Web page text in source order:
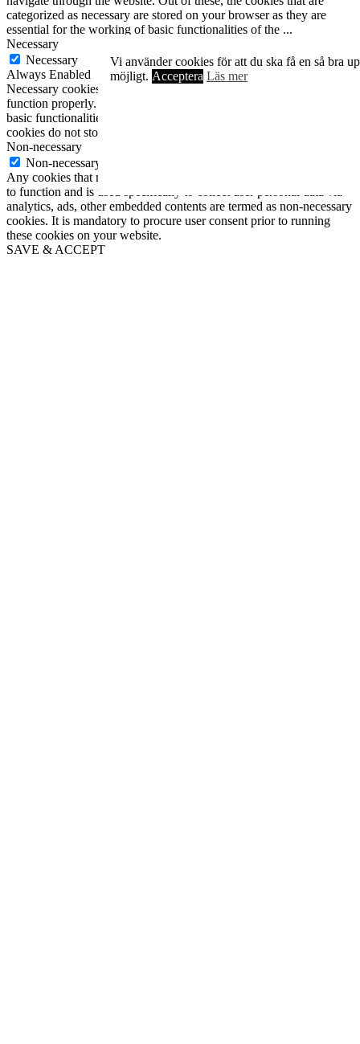
Vi använder cookies för att du ska få en så bra
möjligt. Acceptera Läs mer
categorized as necessary are stored on your browser as they are
essential for the working of basic functionalities of the ...
Necessary
Necessary
Always Enabled
Necessary cookies are absolutely essential for the website to
function properly. This category only includes cookies that ensures
basic functionalities and security features of the website. These
cookies do not store any personal information.
Non-necessary
Non-necessary
Any cookies that may not be particularly necessary for the website
to function and is used specifically to collect user personal data via
analytics, ads, other embedded contents are termed as non-necessary
cookies. It is mandatory to procure user consent prior to running
these cookies on your website.
SAVE & ACCEPT